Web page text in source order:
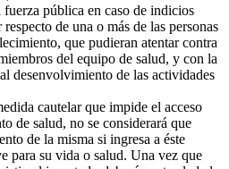
pública en caso de indicios
de una o más de las personas
que pudieran atentar contra
del equipo de salud, y con la
desenvolvimiento de las actividades
cautelar que impide el acceso
de salud, no se considerará que
de la misma si ingresa a éste
para su vida o salud. Una vez que